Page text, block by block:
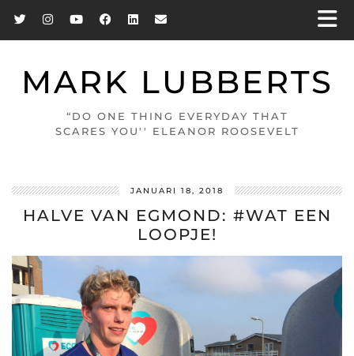
MARK LUBBERTS
“DO ONE THING EVERYDAY THAT
SCARES YOU'' ELEANOR ROOSEVELT
JANUARI 18, 2018
HALVE VAN EGMOND: #WAT EEN
LOOPJE!